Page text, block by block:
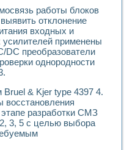
NATIONAL INSTRUMENTS
и корреляционный
принципа действия
обеспечение учебных
практикум для изучения
10 средствами LabVIEW
комплекс для исследования
лабораторный
реставрации одномерных
NATIONAL INSTRUMENTS в
алгоритма полигармонической
принципа действия
принимаемых решений в
работы блоков
отклонение
входных и
применены
DC преобразователи
однородности
& Kjer type 4397 4.
восстановления
разработки СМЗ
3, 5 с целью выбора